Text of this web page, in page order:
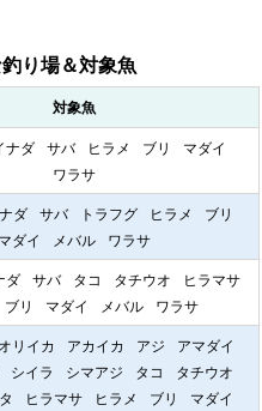
り場＆対象魚
対象魚
ナダ サバ ヒラメ ブリ
マダイ
ワラサ
ダ サバ トラフグ ヒラメ
ブリ
マダイ
メバル ワラサ
ダ サバ タコ タチウオ
ヒラマサ
ブリ マダイ メバル ワラサ
リイカ アカイカ アジ
アマダイ
シイラ シマアジ タコ
タチウオ
ヒラマサ ヒラメ ブリ
マダイ